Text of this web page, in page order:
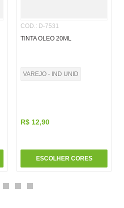
COD.: D-7531
TINTA OLEO 20ML
VAREJO - IND UNID
R$ 12,90
ESCOLHER CORES